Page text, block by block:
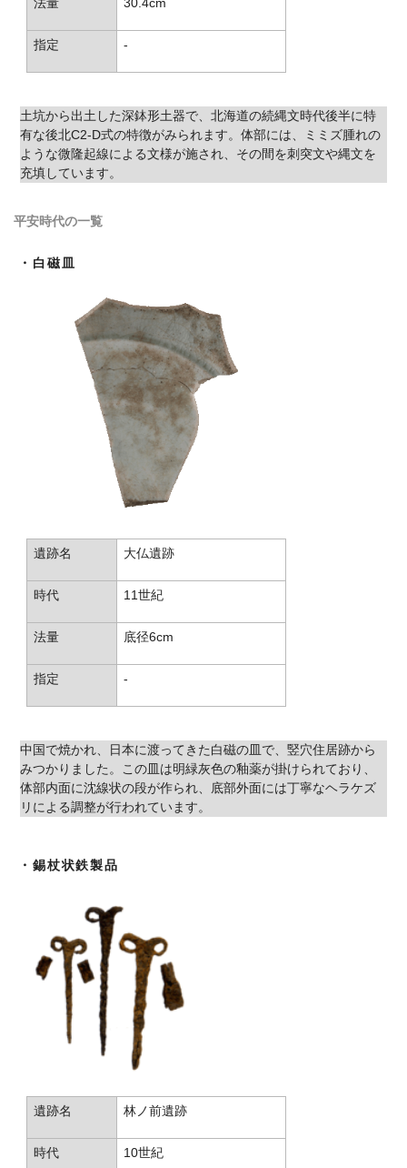
指定 -
土坑から出土した深鉢形土器で、北海道の続縄文時代後半に特
有な後北C2-D式の特徴がみられます。体部には、ミミズ腫れの
ような微隆起線による文様が施され、その間を刺突文や縄文を
充填しています。
平安時代の一覧
・白磁皿
遺跡名 大仏遺跡
時代 11世紀
法量 底径6cm
指定 -
中国で焼かれ、日本に渡ってきた白磁の皿で、竪穴住居跡から
みつかりました。この皿は明緑灰色の釉薬が掛けられており、
体部内面に沈線状の段が作られ、底部外面には丁寧なヘラケズ
リによる調整が行われています。
・錫杖状鉄製品
遺跡名 林ノ前遺跡
時代 10世紀